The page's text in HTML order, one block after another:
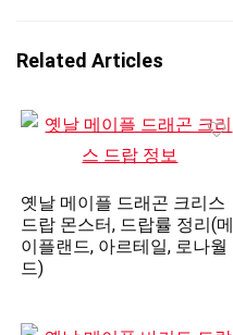
Related Articles
옛날 메이플 드래곤 크리스
드랍 몬스터, 드랍률 정리(메
이플랜드, 아르테일, 로나월
드)